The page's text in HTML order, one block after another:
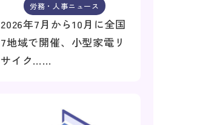
労務・人事ニュース
2026年7月から10月に全国
7地域で開催、小型家電リ
サイク……